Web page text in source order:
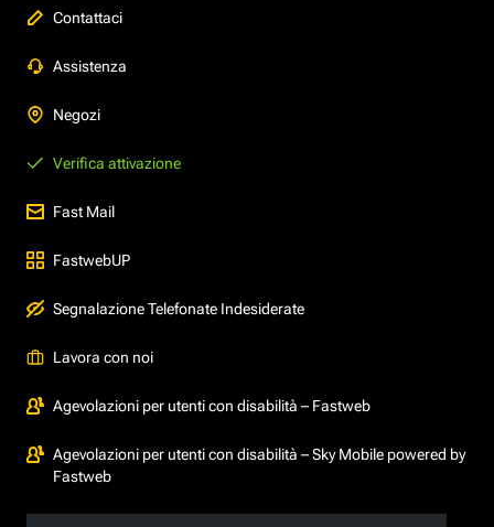
Contattaci
Assistenza
Negozi
Verifica attivazione
Fast Mail
FastwebUP
Segnalazione Telefonate Indesiderate
Lavora con noi
Agevolazioni per utenti con disabilità – Fastweb
Agevolazioni per utenti con disabilità – Sky Mobile powered by
Fastweb